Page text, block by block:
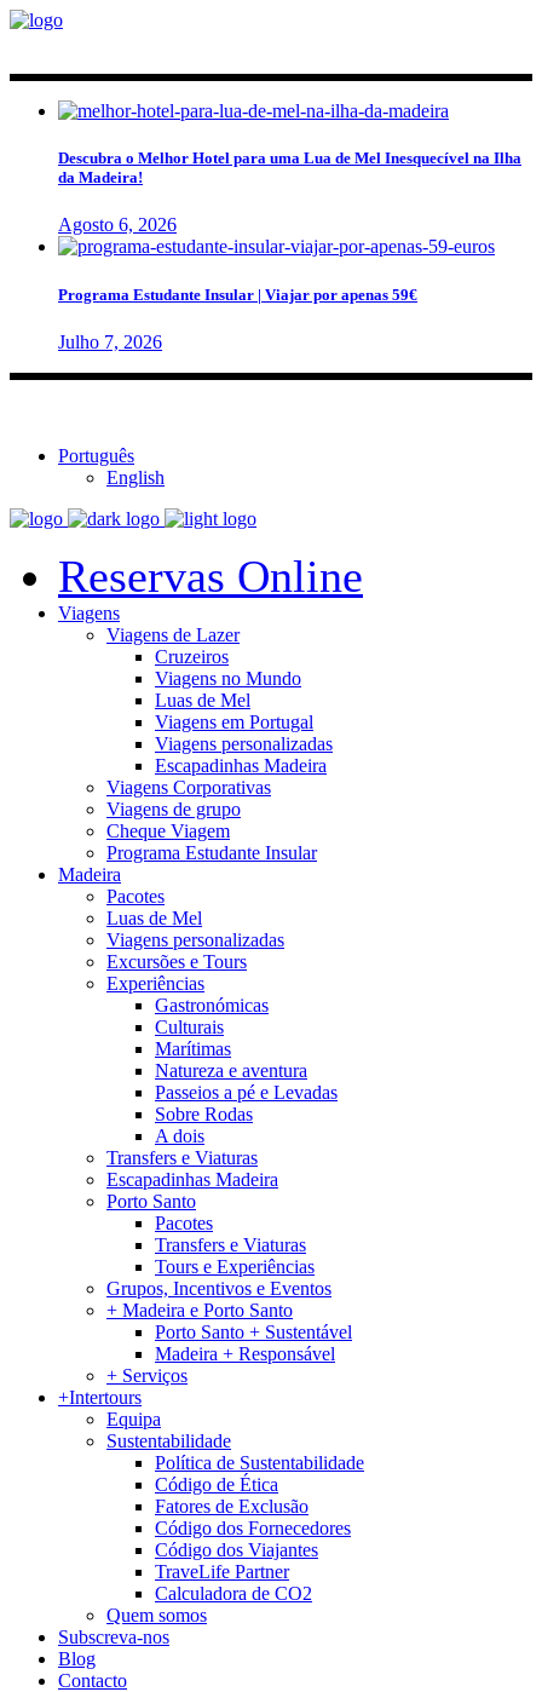
Descubra o Melhor Hotel para uma Lua de Mel Inesquecível na Ilha
da Madeira!
Agosto 6, 2026
Programa Estudante Insular | Viajar por apenas 59€
Julho 7, 2026
Português
English
Reservas Online
Viagens
Viagens de Lazer
Cruzeiros
Viagens no Mundo
Luas de Mel
Viagens em Portugal
Viagens personalizadas
Escapadinhas Madeira
Viagens Corporativas
Viagens de grupo
Cheque Viagem
Programa Estudante Insular
Madeira
Pacotes
Luas de Mel
Viagens personalizadas
Excursões e Tours
Experiências
Gastronómicas
Culturais
Marítimas
Natureza e aventura
Passeios a pé e Levadas
Sobre Rodas
A dois
Transfers e Viaturas
Escapadinhas Madeira
Porto Santo
Pacotes
Transfers e Viaturas
Tours e Experiências
Grupos, Incentivos e Eventos
+ Madeira e Porto Santo
Porto Santo + Sustentável
Madeira + Responsável
+ Serviços
+Intertours
Equipa
Sustentabilidade
Política de Sustentabilidade
Código de Ética
Fatores de Exclusão
Código dos Fornecedores
Código dos Viajantes
TraveLife Partner
Calculadora de CO2
Quem somos
Subscreva-nos
Blog
Contacto